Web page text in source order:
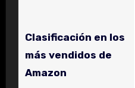
Clasificación en los
más vendidos de
Amazon